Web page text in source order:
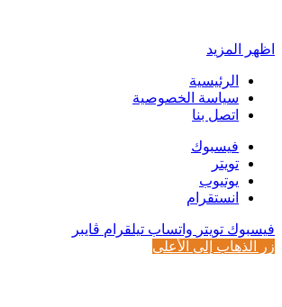
اظهر المزيد
الرئيسية
سياسة الخصوصية
اتصل بنا
فيسبوك
تويتر
يوتيوب
انستقرام
فيسبوك تويتر واتساب تيلقرام ڤايبر
زر الذهاب إلى الأعلى